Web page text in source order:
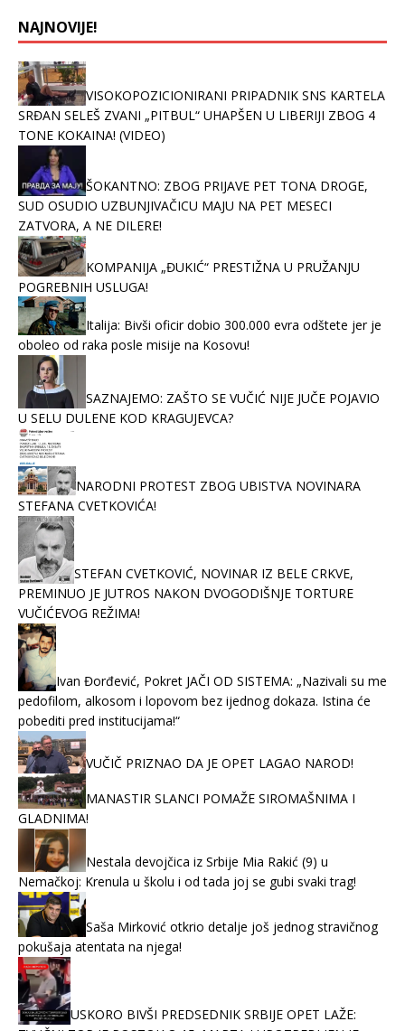
NAJNOVIJE!
VISOKOPOZICIONIRANI PRIPADNIK SNS KARTELA
SRĐAN SELEŠ ZVANI „PITBUL“ UHAPŠEN U LIBERIJI ZBOG 4
TONE KOKAINA! (VIDEO)
ŠOKANTNO: ZBOG PRIJAVE PET TONA DROGE,
SUD OSUDIO UZBUNJIVAČICU MAJU NA PET MESECI
ZATVORA, A NE DILERE!
KOMPANIJA „ĐUKIĆ“ PRESTIŽNA U PRUŽANJU
POGREBNIH USLUGA!
Italija: Bivši oficir dobio 300.000 evra odštete jer je
oboleo od raka posle misije na Kosovu!
SAZNAJEMO: ZAŠTO SE VUČIĆ NIJE JUČE POJAVIO
U SELU DULENE KOD KRAGUJEVCA?
NARODNI PROTEST ZBOG UBISTVA NOVINARA
STEFANA CVETKOVIĆA!
STEFAN CVETKOVIĆ, NOVINAR IZ BELE CRKVE,
PREMINUO JE JUTROS NAKON DVOGODIŠNJE TORTURE
VUČIĆEVOG REŽIMA!
Ivan Đorđević, Pokret JAČI OD SISTEMA: „Nazivali su me
pedofilom, alkosom i lopovom bez ijednog dokaza. Istina će
pobediti pred institucijama!“
VUČIČ PRIZNAO DA JE OPET LAGAO NAROD!
MANASTIR SLANCI POMAŽE SIROMAŠNIMA I
GLADNIMA!
Nestala devojčica iz Srbije Mia Rakić (9) u
Nemačkoj: Krenula u školu i od tada joj se gubi svaki trag!
Saša Mirković otkrio detalje još jednog stravičnog
pokušaja atentata na njega!
USKORO BIVŠI PREDSEDNIK SRBIJE OPET LAŽE: